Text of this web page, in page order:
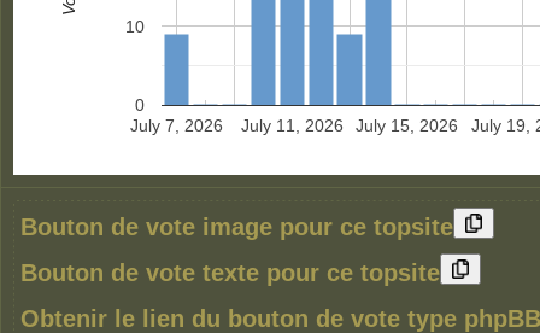
July 7, 2026 July 11, 2026 July 15, 2026 July 19,
0
10
Bouton de vote image pour ce topsite
Bouton de vote texte pour ce topsite
Obtenir le lien du bouton de vote type